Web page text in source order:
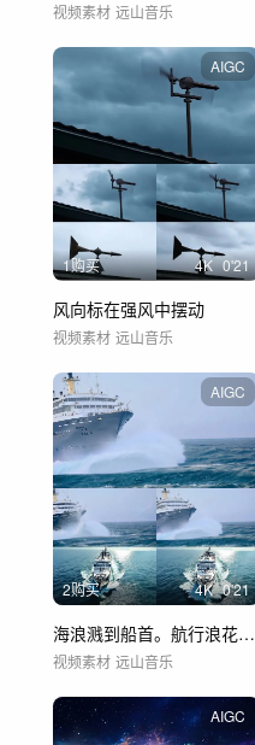
视频素材 远山音乐
AIGC
1购买 4K 0'21
风向标在强风中摆动
视频素材 远山音乐
AIGC
2购买 4K 0'21
海浪溅到船首。航行浪花游轮游艇飞艇
视频素材 远山音乐
AIGC